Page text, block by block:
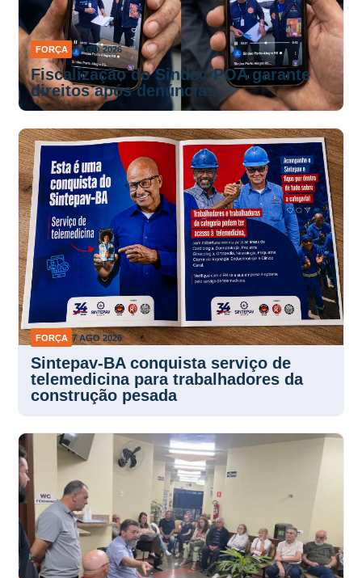
FORÇA 7 AGO 2026
Fiscalização do Sindec-POA garante
direitos após denúncias
FORÇA 7 AGO 2026
Sintepav-BA conquista serviço de
telemedicina para trabalhadores da
construção pesada